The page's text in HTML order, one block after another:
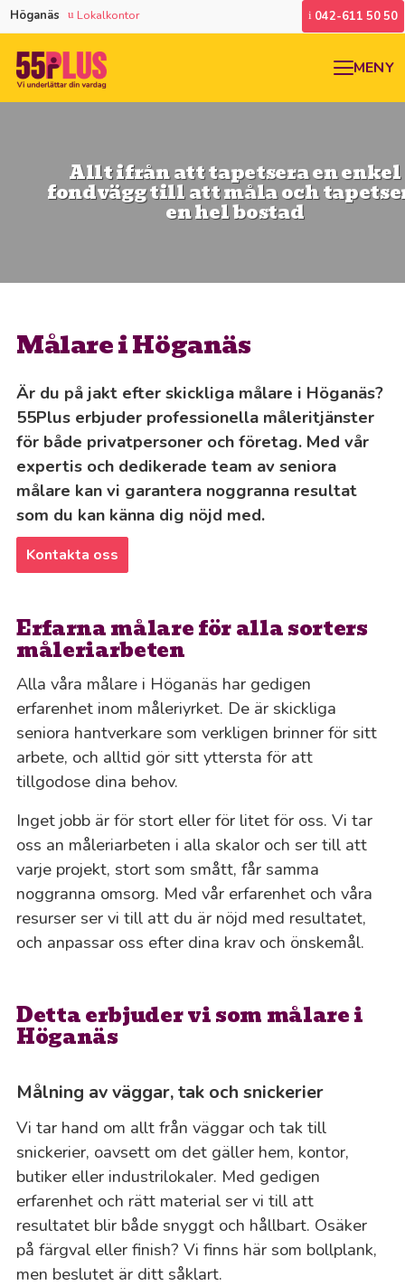
Höganäs Lokalkontor 042-611 50 50
MENY
Allt ifrån att tapetsera en enkel
fondvägg till att måla och
en hel bostad
Målare i Höganäs
Är du på jakt efter skickliga målare i Höganäs?
55Plus erbjuder professionella måleritjänster
för både privatpersoner och företag. Med vår
expertis och dedikerade team av seniora
målare kan vi garantera noggranna resultat
som du kan känna dig nöjd med.
Kontakta oss
Erfarna målare för alla sorters
måleriarbeten
Alla våra målare i Höganäs har gedigen
erfarenhet inom måleriyrket. De är skickliga
seniora hantverkare som verkligen brinner för sitt
arbete, och alltid gör sitt yttersta för att
tillgodose dina behov.
Inget jobb är för stort eller för litet för oss. Vi tar
oss an måleriarbeten i alla skalor och ser till att
varje projekt, stort som smått, får samma
noggranna omsorg. Med vår erfarenhet och våra
resurser ser vi till att du är nöjd med resultatet,
och anpassar oss efter dina krav och önskemål.
Detta erbjuder vi som målare i
Höganäs
Målning av väggar, tak och snickerier
Vi tar hand om allt från väggar och tak till
snickerier, oavsett om det gäller hem, kontor,
butiker eller industrilokaler. Med gedigen
erfarenhet och rätt material ser vi till att
resultatet blir både snyggt och hållbart. Osäker
på färgval eller finish? Vi finns här som bollplank,
men beslutet är ditt såklart.